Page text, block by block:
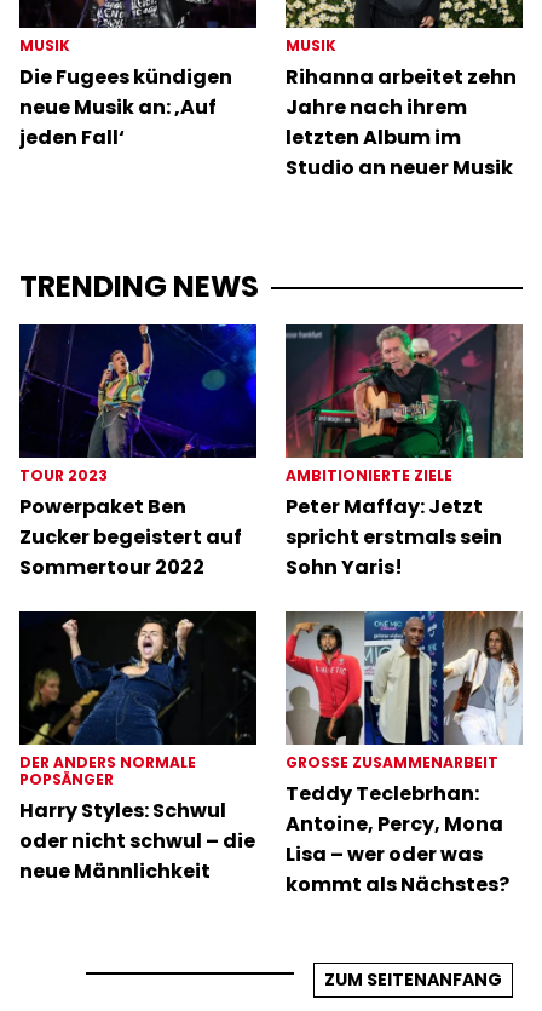
MUSIK
Die Fugees kündigen
neue Musik an: ‚Auf
jeden Fall‘
MUSIK
Rihanna arbeitet zehn
Jahre nach ihrem
letzten Album im
Studio an neuer Musik
TRENDING NEWS
TOUR 2023
Powerpaket Ben
Zucker begeistert auf
Sommertour 2022
AMBITIONIERTE ZIELE
Peter Maffay: Jetzt
spricht erstmals sein
Sohn Yaris!
DER ANDERS NORMALE
POPSÄNGER
Harry Styles: Schwul
oder nicht schwul – die
neue Männlichkeit
GROSSE ZUSAMMENARBEIT
Teddy Teclebrhan:
Antoine, Percy, Mona
Lisa – wer oder was
kommt als Nächstes?
ZUM SEITENANFANG